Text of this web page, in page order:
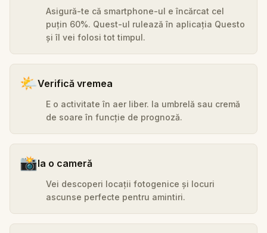
Asigură-te că smartphone-ul e încărcat cel
puțin 60%. Quest-ul rulează în aplicația Questo
și îl vei folosi tot timpul.
🌤️Verifică vremea
E o activitate în aer liber. Ia umbrelă sau cremă
de soare în funcție de prognoză.
📸Ia o cameră
Vei descoperi locații fotogenice și locuri
ascunse perfecte pentru amintiri.